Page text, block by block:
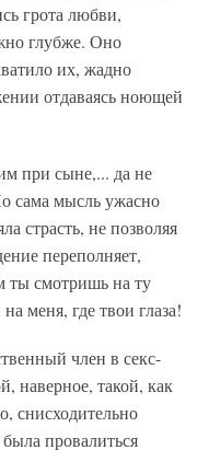
грота любви,
глубже. Оно
их, жадно
отдаваясь ноющей
при сыне,... да не
сама мысль ужасно
страсть, не позволяя
переполняет,
ты смотришь на ту
меня, где твои глаза!
член в секс-
наверное, такой, как
снисходительно
была провалиться